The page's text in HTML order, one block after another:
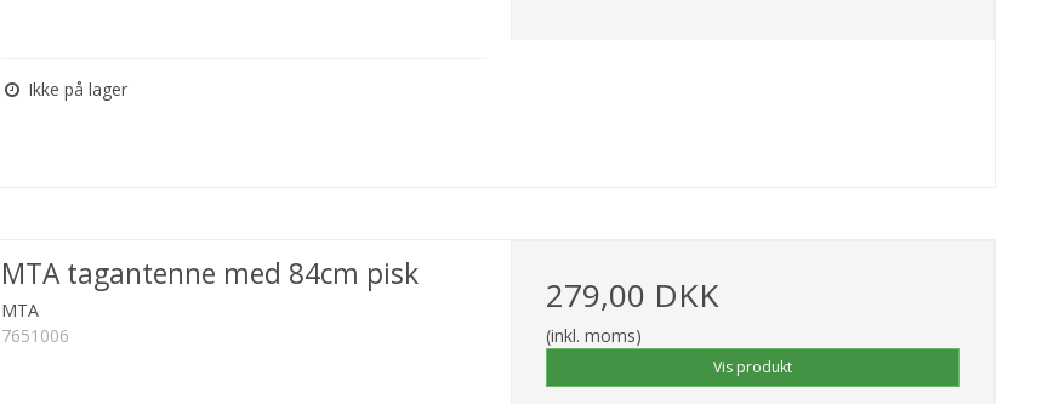
Ikke på lager
MTA tagantenne med 84cm pisk
MTA
7651006
279,00 DKK
(inkl. moms)
Vis produkt